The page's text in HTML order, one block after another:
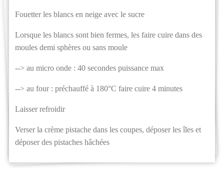
Fouetter les blancs en neige avec le sucre
Lorsque les blancs sont bien fermes, les faire cuire dans des
moules demi sphères ou sans moule
--> au micro onde : 40 secondes puissance max
--> au four : préchauffé à 180°C faire cuire 4 minutes
Laisser refroidir
Verser la crème pistache dans les coupes, déposer les îles et
déposer des pistaches hâchées